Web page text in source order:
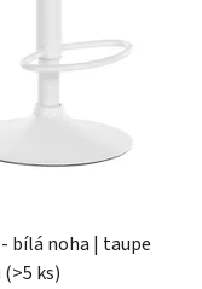
bílá noha | taupe
(>5 ks)